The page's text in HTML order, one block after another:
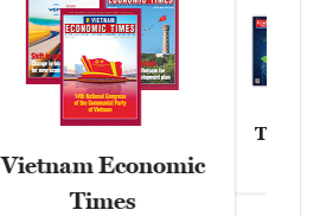
Vietnam Economic
Times
Tạp